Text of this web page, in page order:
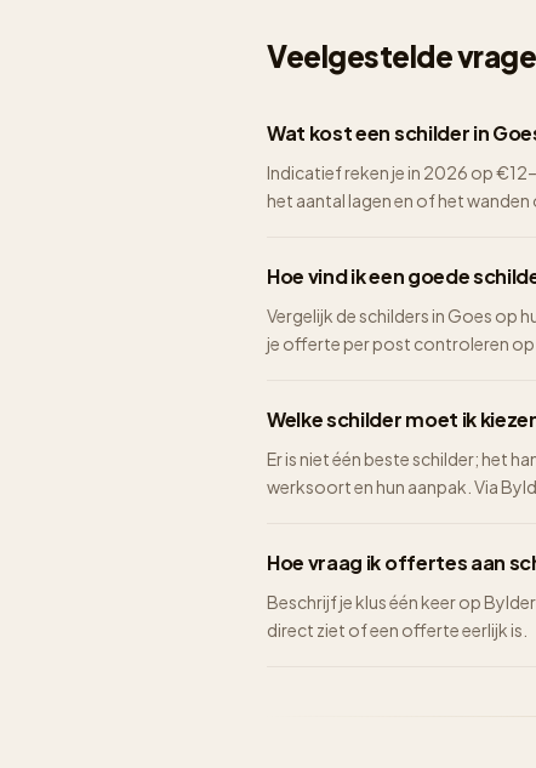
Veelgestelde
Wat kost een schilder in
Indicatief reken je in 2026 op
het aantal lagen en of het
Hoe vind ik een goede
Vergelijk de schilders in Goes op
je offerte per post controleren op
Welke schilder moet ik
Er is niet één beste schilder; het
werksoort en hun aanpak. Via
Hoe vraag ik offertes aan
Beschrijf je klus één keer op
direct ziet of een offerte eerlijk is.